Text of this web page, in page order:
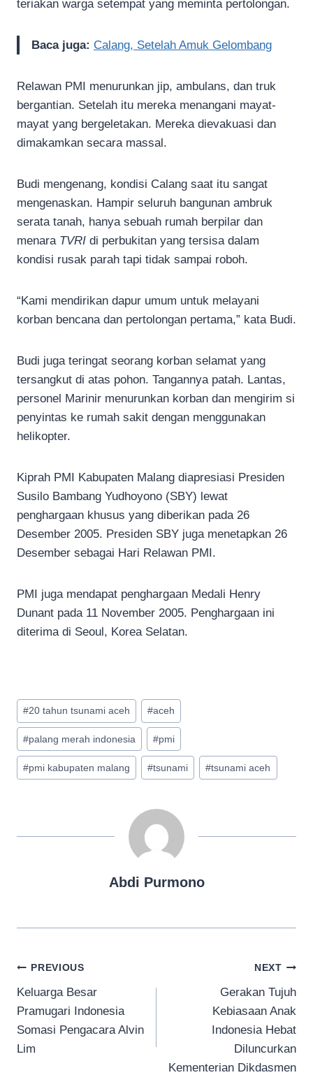
teriakan warga setempat yang meminta pertolongan.
Baca juga: Calang, Setelah Amuk Gelombang
Relawan PMI menurunkan jip, ambulans, dan truk
bergantian. Setelah itu mereka menangani mayat-
mayat yang bergeletakan. Mereka dievakuasi dan
dimakamkan secara massal.
Budi mengenang, kondisi Calang saat itu sangat
mengenaskan. Hampir seluruh bangunan ambruk
serata tanah, hanya sebuah rumah berpilar dan
menara TVRI di perbukitan yang tersisa dalam
kondisi rusak parah tapi tidak sampai roboh.
“Kami mendirikan dapur umum untuk melayani
korban bencana dan pertolongan pertama,” kata Budi.
Budi juga teringat seorang korban selamat yang
tersangkut di atas pohon. Tangannya patah. Lantas,
personel Marinir menurunkan korban dan mengirim si
penyintas ke rumah sakit dengan menggunakan
helikopter.
Kiprah PMI Kabupaten Malang diapresiasi Presiden
Susilo Bambang Yudhoyono (SBY) lewat
penghargaan khusus yang diberikan pada 26
Desember 2005. Presiden SBY juga menetapkan 26
Desember sebagai Hari Relawan PMI.
PMI juga mendapat penghargaan Medali Henry
Dunant pada 11 November 2005. Penghargaan ini
diterima di Seoul, Korea Selatan.
Post
Tags:
#20 tahun tsunami aceh #aceh
#palang merah indonesia #pmi
#pmi kabupaten malang #tsunami #tsunami aceh
Abdi Purmono
Navigasi
pos
PREVIOUS
Keluarga Besar
Pramugari Indonesia
Somasi Pengacara Alvin
Lim
NEXT
Gerakan Tujuh
Kebiasaan Anak
Indonesia Hebat
Diluncurkan
Kementerian Dikdasmen